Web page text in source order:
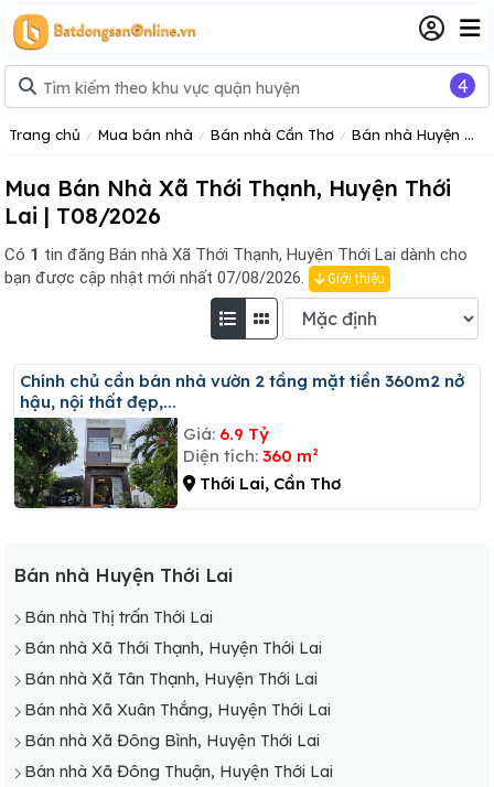
Trang chủ Mua bán nhà Bán nhà Cần Thơ Bán nhà Huyện Thới Lai
Mua Bán Nhà Xã Thới Thạnh, Huyện Thới
Lai | T08/2026
Có 1 tin đăng Bán nhà Xã Thới Thạnh, Huyện Thới Lai dành cho
bạn được cập nhật mới nhất 07/08/2026.
Giới thiệu
Chính chủ cần bán nhà vườn 2 tầng mặt tiền 360m2 nở
hậu, nội thất đẹp,...
Giá: 6.9 Tỷ
Diện tích: 360 m²
Thới Lai, Cần Thơ
Bán nhà Huyện Thới Lai
Bán nhà Thị trấn Thới Lai
Bán nhà Xã Thới Thạnh, Huyện Thới Lai
Bán nhà Xã Tân Thạnh, Huyện Thới Lai
Bán nhà Xã Xuân Thắng, Huyện Thới Lai
Bán nhà Xã Đông Bình, Huyện Thới Lai
Bán nhà Xã Đông Thuận, Huyện Thới Lai
4